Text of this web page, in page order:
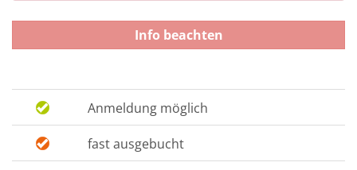
Info beachten
Anmeldung möglich
fast ausgebucht